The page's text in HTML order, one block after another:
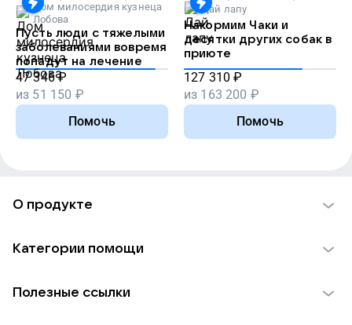
Дом милосердия кузнеца
Лобова
Пусть люди с тяжелыми
заболеваниями вовремя
попадут на лечение
47 346 ₽
из 51 150 ₽
Помочь
Дай лапу
Накормим Чаки и
десятки других собак в
приюте
127 310 ₽
из 163 200 ₽
Помочь
О продукте
Использование материалов
Категории помощи
Полезные ссылки